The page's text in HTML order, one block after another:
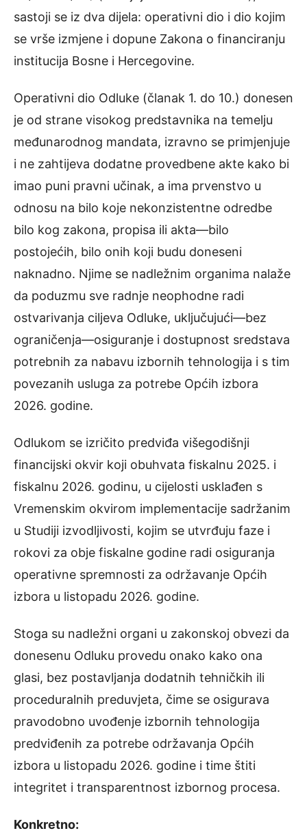
sastoji se iz dva dijela: operativni dio i dio kojim
se vrše izmjene i dopune Zakona o financiranju
institucija Bosne i Hercegovine.
Operativni dio Odluke (članak 1. do 10.) donesen
je od strane visokog predstavnika na temelju
međunarodnog mandata, izravno se primjenjuje
i ne zahtijeva dodatne provedbene akte kako bi
imao puni pravni učinak, a ima prvenstvo u
odnosu na bilo koje nekonzistentne odredbe
bilo kog zakona, propisa ili akta—bilo
postojećih, bilo onih koji budu doneseni
naknadno. Njime se nadležnim organima nalaže
da poduzmu sve radnje neophodne radi
ostvarivanja ciljeva Odluke, uključujući—bez
ograničenja—osiguranje i dostupnost sredstava
potrebnih za nabavu izbornih tehnologija i s tim
povezanih usluga za potrebe Općih izbora
2026. godine.
Odlukom se izričito predviđa višegodišnji
financijski okvir koji obuhvata fiskalnu 2025. i
fiskalnu 2026. godinu, u cijelosti usklađen s
Vremenskim okvirom implementacije sadržanim
u Studiji izvodljivosti, kojim se utvrđuju faze i
rokovi za obje fiskalne godine radi osiguranja
operativne spremnosti za održavanje Općih
izbora u listopadu 2026. godine.
Stoga su nadležni organi u zakonskoj obvezi da
donesenu Odluku provedu onako kako ona
glasi, bez postavljanja dodatnih tehničkih ili
proceduralnih preduvjeta, čime se osigurava
pravodobno uvođenje izbornih tehnologija
predviđenih za potrebe održavanja Općih
izbora u listopadu 2026. godine i time štiti
integritet i transparentnost izbornog procesa.
Konkretno: